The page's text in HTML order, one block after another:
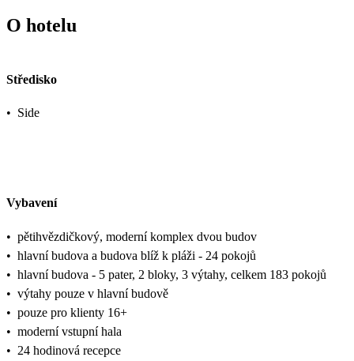
O hotelu
Středisko
• Side
Vybavení
• pětihvězdičkový, moderní komplex dvou budov
• hlavní budova a budova blíž k pláži - 24 pokojů
• hlavní budova - 5 pater, 2 bloky, 3 výtahy, celkem 183 pokojů
• výtahy pouze v hlavní budově
• pouze pro klienty 16+
• moderní vstupní hala
• 24 hodinová recepce